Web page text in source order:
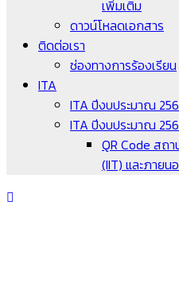
เพิ่มเติม
ดาวน์โหลดเอกสาร
ติดต่อเรา
ช่องทางการร้องเรียน
ITA
ITA ปีงบประมาณ
ITA ปีงบประมาณ
QR Code สถ
(IIT) และภายน